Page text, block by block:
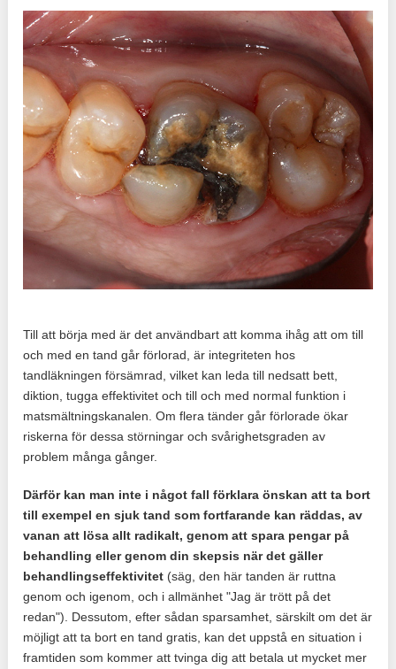
Till att börja med är det användbart att komma ihåg att om till
och med en tand går förlorad, är integriteten hos
tandläkningen försämrad, vilket kan leda till nedsatt bett,
diktion, tugga effektivitet och till och med normal funktion i
matsmältningskanalen. Om flera tänder går förlorade ökar
riskerna för dessa störningar och svårighetsgraden av
problem många gånger.
Därför kan man inte i något fall förklara önskan att ta bort
till exempel en sjuk tand som fortfarande kan räddas, av
vanan att lösa allt radikalt, genom att spara pengar på
behandling eller genom din skepsis när det gäller
behandlingseffektivitet (säg, den här tanden är ruttna
genom och igenom, och i allmänhet "Jag är trött på det
redan"). Dessutom, efter sådan sparsamhet, särskilt om det är
möjligt att ta bort en tand gratis, kan det uppstå en situation i
framtiden som kommer att tvinga dig att betala ut mycket mer